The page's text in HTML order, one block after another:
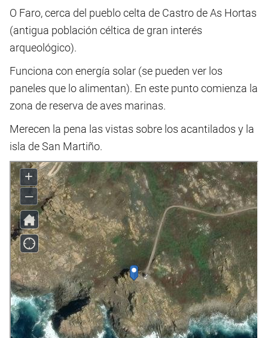
O Faro, cerca del pueblo celta de Castro de As Hortas
(antigua población céltica de gran interés
arqueológico).
Funciona con energía solar (se pueden ver los
paneles que lo alimentan). En este punto comienza la
zona de reserva de aves marinas.
Merecen la pena las vistas sobre los acantilados y la
isla de San Martiño.